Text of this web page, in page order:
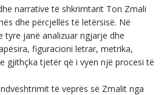
narrative të shkrimtarit Ton Zmali
dhe përcjellës të letërsisë. Në
tyre janë analizuar ngjarje dhe
figuracioni letrar, metrika,
gjithçka tjetër që i vyen një procesi të
të veprës së Zmalit nga